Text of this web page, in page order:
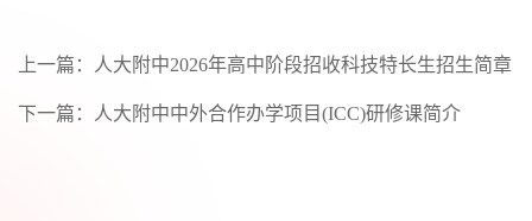
上一篇： 人大附中2026年高中阶段招收科技特长生招生简章
下一篇： 人大附中中外合作办学项目(ICC)研修课简介